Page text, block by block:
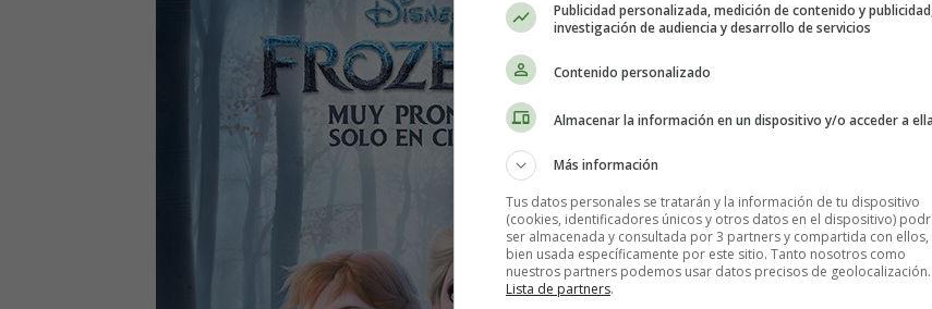
Publicidad personalizada, medición de contenido y
investigación de audiencia y desarrollo de servicios
Contenido personalizado
Almacenar la información en un dispositivo y/o acceder a ella
Más información
Tus datos personales se tratarán y la información de tu dispositivo
(cookies, identificadores únicos y otros datos en el dispositivo)
ser almacenada y consultada por 3 partners y compartida con ellos,
bien usada específicamente por este sitio. Tanto nosotros como
nuestros partners podemos usar datos precisos de geolocalización.
Lista de partners.